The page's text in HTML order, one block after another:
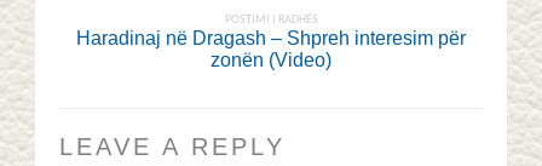
POSTIMI I RADHËS
Haradinaj në Dragash – Shpreh interesim për
zonën (Video)
LEAVE A REPLY